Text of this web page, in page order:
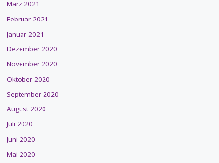
März 2021
Februar 2021
Januar 2021
Dezember 2020
November 2020
Oktober 2020
September 2020
August 2020
Juli 2020
Juni 2020
Mai 2020